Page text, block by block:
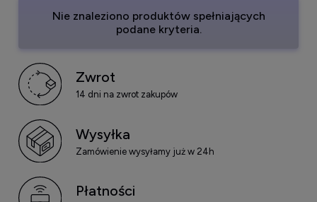
Nie znaleziono produktów spełniających
podane kryteria.
Zwrot
14 dni na zwrot zakupów
Wysyłka
Zamówienie wysyłamy już w 24h
Płatności